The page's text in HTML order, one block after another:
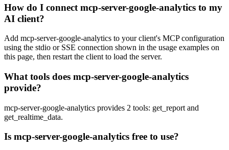
How do I connect mcp-server-google-analytics to my
AI client?
Add mcp-server-google-analytics to your client's MCP configuration
using the stdio or SSE connection shown in the usage examples on
this page, then restart the client to load the server.
What tools does mcp-server-google-analytics
provide?
mcp-server-google-analytics provides 2 tools: get_report and
get_realtime_data.
Is mcp-server-google-analytics free to use?